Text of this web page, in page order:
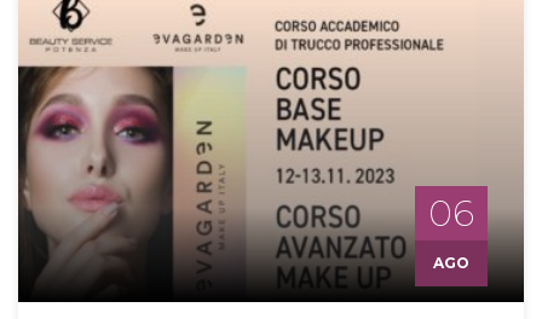
06
AGO